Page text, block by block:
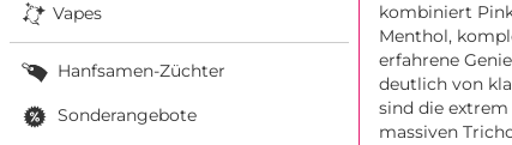
kombiniert
Menthol,
erfahrene
deutlich von
sind die
massiven
Vapes
Hanfsamen-Züchter
Sonderangebote